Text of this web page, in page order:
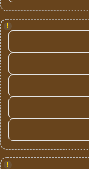
!
!